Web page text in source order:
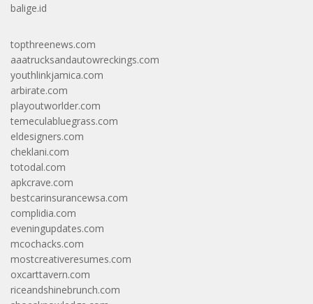
balige.id
topthreenews.com
aaatrucksandautowreckings.com
youthlinkjamica.com
arbirate.com
playoutworlder.com
temeculabluegrass.com
eldesigners.com
cheklani.com
totodal.com
apkcrave.com
bestcarinsurancewsa.com
complidia.com
eveningupdates.com
mcochacks.com
mostcreativeresumes.com
oxcarttavern.com
riceandshinebrunch.com